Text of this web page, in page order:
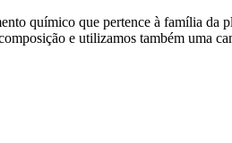
químico que pertence à família da
e utilizamos também uma